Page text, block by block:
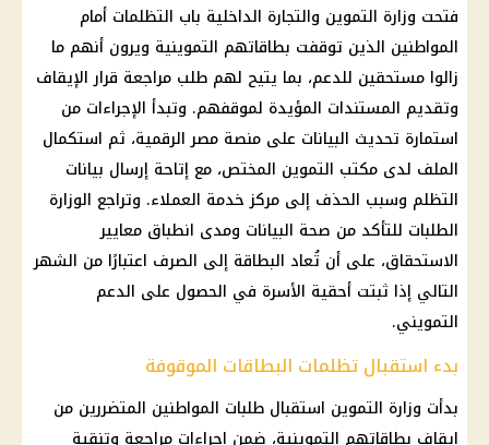
فتحت وزارة التموين والتجارة الداخلية باب التظلمات أمام
المواطنين الذين توقفت بطاقاتهم التموينية ويرون أنهم ما
زالوا مستحقين للدعم، بما يتيح لهم طلب مراجعة قرار الإيقاف
وتقديم المستندات المؤيدة لموقفهم. وتبدأ الإجراءات من
استمارة تحديث البيانات على منصة مصر الرقمية، ثم استكمال
الملف لدى مكتب التموين المختص، مع إتاحة إرسال بيانات
التظلم وسبب الحذف إلى مركز خدمة العملاء. وتراجع الوزارة
الطلبات للتأكد من صحة البيانات ومدى انطباق معايير
الاستحقاق، على أن تُعاد البطاقة إلى الصرف اعتبارًا من الشهر
التالي إذا ثبتت أحقية الأسرة في الحصول على الدعم
التمويني.
بدء استقبال تظلمات البطاقات الموقوفة
بدأت وزارة التموين استقبال طلبات المواطنين المتضررين من
إيقاف بطاقاتهم التموينية، ضمن إجراءات مراجعة وتنقية